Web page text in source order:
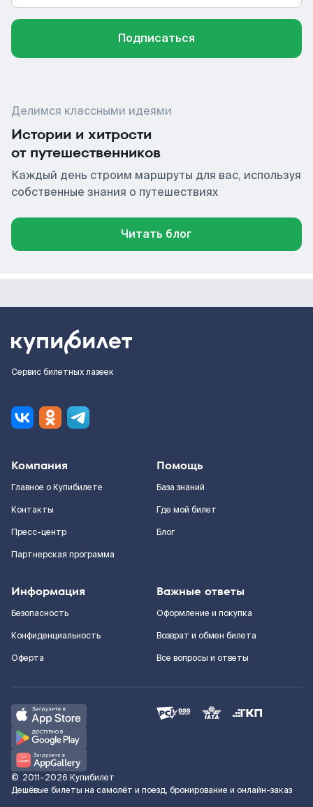
Подписаться
Делимся классными идеями
Истории и хитрости
от путешественников
Каждый день строим маршруты для вас, используя
собственные знания о путешествиях
Читать блог
Сервис билетных лазеек
Компания
Главное о Купибилете
Контакты
Пресс-центр
Партнерская программа
Помощь
База знаний
Где мой билет
Блог
Информация
Безопасность
Конфиденциальность
Оферта
Важные ответы
Оформление и покупка
Возврат и обмен билета
Все вопросы и ответы
© 2011–2026 Купибилет
Дешёвые билеты на самолёт и поезд, бронирование и онлайн-заказ